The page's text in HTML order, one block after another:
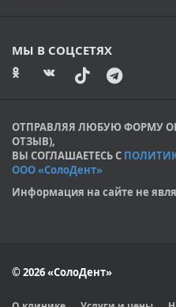
МЫ В СОЦСЕТЯХ
ОТПРАВЛЯЯ ЛЮБУЮ ФОРМУ
ОТЗЫВ),
ВЫ СОГЛАШАЕТЕСЬ С
ООО «СолоДент»
Информация на сайте не
© 2026 «СолоДент»